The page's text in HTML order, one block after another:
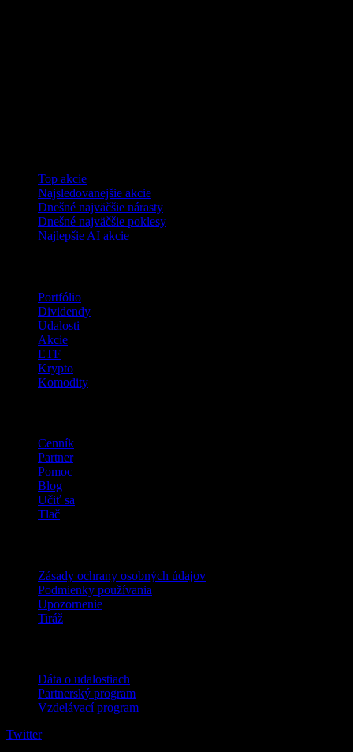
Top akcie
Najsledovanejšie akcie
Dnešné najväčšie nárasty
Dnešné najväčšie poklesy
Najlepšie AI akcie
Portfólio
Dividendy
Udalosti
Akcie
ETF
Krypto
Komodity
Cenník
Partner
Pomoc
Blog
Učiť sa
Tlač
Zásady ochrany osobných údajov
Podmienky používania
Upozornenie
Tiráž
Dáta o udalostiach
Partnerský program
Vzdelávací program
Twitter